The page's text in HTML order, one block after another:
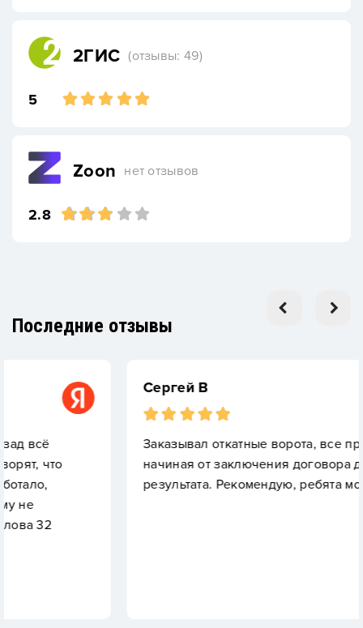
2ГИС (отзывы: 49)
5
Zoon нет отзывов
2.8
Последние отзывы
Сергей В
Заказывал откатные ворота, все прекрасно,
начиная от заключения договора до конечного
результата. Рекомендую, ребята молодцы.